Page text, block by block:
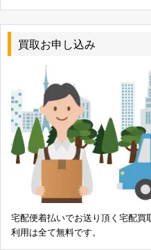
レベル 1/16 ’34 Ford Coupe Street
AMT 1/16 ’64 Mustang
AMT 1/25 KODAK FILM RACING
TRANSPORTER
モノグラム 1/24 Miller Mustang
レベル 1/25 #1 Whistler Mustang
モノグラム 1/24 CHEVROLET
CAR MELLO YELLO シボレール
レベル 1/24 Mooneyes Funny Car
買取お申し込み
宅配便着払いでお送り頂く宅配
利用は全て無料です。